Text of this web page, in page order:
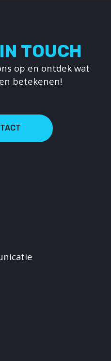
TOUCH
op en ontdek wat
betekenen!